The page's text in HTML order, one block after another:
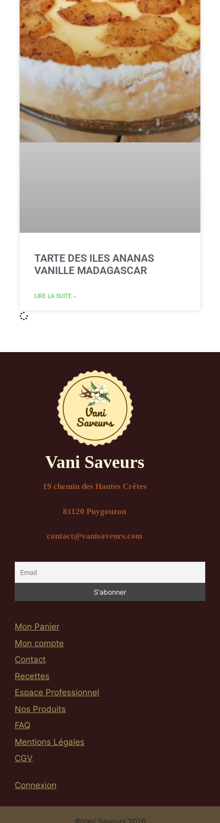
TARTE DES ILES ANANAS
VANILLE MADAGASCAR
LIRE LA SUITE »
Vani Saveurs
19 chemin des Hautes Crêtes
81120 Puygouzon
contact@vanisaveurs.com
Mon Panier
Mon compte
Contact
Recettes
Espace Professionnel
Nos Produits
FAQ
Mentions Légales
CGV
Connexion
Article ajouté au panier